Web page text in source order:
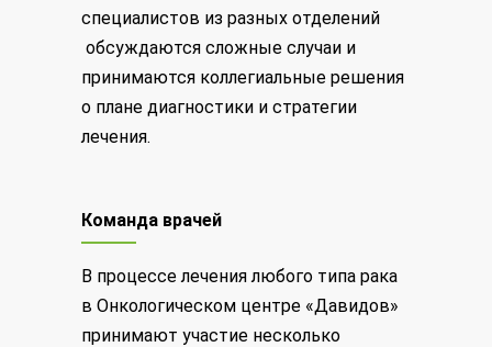
специалистов из разных отделений
обсуждаются сложные случаи и
принимаются коллегиальные решения
о плане диагностики и стратегии
лечения.
Команда врачей
В процессе лечения любого типа рака
в Онкологическом центре «Давидов»
принимают участие несколько